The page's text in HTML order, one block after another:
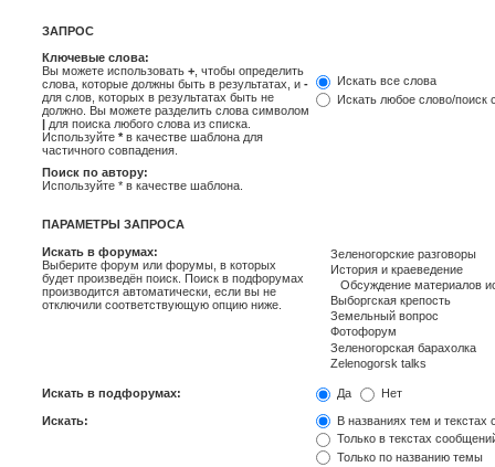
ЗАПРОС
Ключевые слова:
Вы можете использовать + , чтобы определить
слова, которые должны быть в результатах, и -
для слов, которых в результатах быть не
должно. Вы можете разделить слова символом
| для поиска любого слова из списка.
Используйте * в качестве шаблона для
частичного совпадения.
Искать все слова
Искать любое слово/поиск
Поиск по автору:
Используйте * в качестве шаблона.
ПАРАМЕТРЫ ЗАПРОСА
Искать в форумах:
Выберите форум или форумы, в которых
будет произведён поиск. Поиск в подфорумах
производится автоматически, если вы не
отключили соответствующую опцию ниже.
Искать в подфорумах: Да Нет
Искать:
В названиях тем и текстах
Только в текстах
Только по названию темы